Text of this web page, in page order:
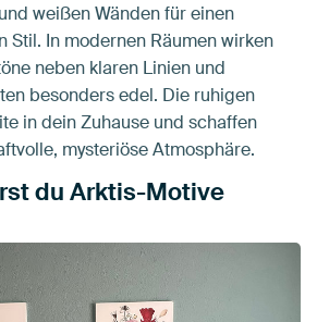
weißen Wänden für einen
Stil. In modernen Räumen wirken
neben klaren Linien und
besonders edel. Die ruhigen
in dein Zuhause und schaffen
mysteriöse Atmosphäre.
du Arktis-Motive